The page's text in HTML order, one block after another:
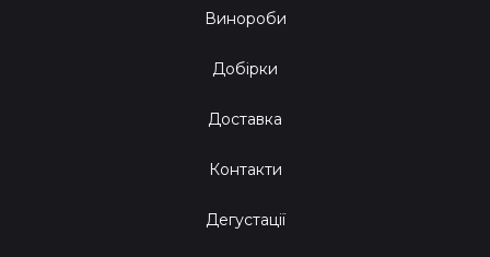
Винороби
Добірки
Доставка
Контакти
Дегустації